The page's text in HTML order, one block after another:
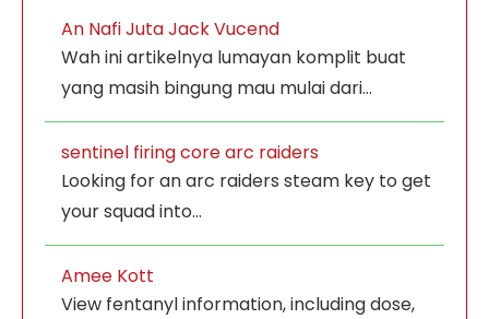
An Nafi Juta Jack Vucend
Wah ini artikelnya lumayan komplit buat
yang masih bingung mau mulai dari…
sentinel firing core arc raiders
Looking for an arc raiders steam key to get
your squad into…
Amee Kott
View fentanyl information, including dose,